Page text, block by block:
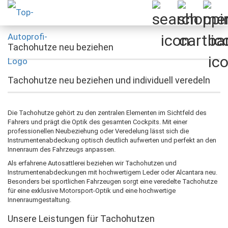
Tachohutze neu beziehen
Tachohutze neu beziehen und individuell veredeln
Die Tachohutze gehört zu den zentralen Elementen im Sichtfeld des
Fahrers und prägt die Optik des gesamten Cockpits. Mit einer
professionellen Neubeziehung oder Veredelung lässt sich die
Instrumentenabdeckung optisch deutlich aufwerten und perfekt an den
Innenraum des Fahrzeugs anpassen.
Als erfahrene Autosattlerei beziehen wir Tachohutzen und
Instrumentenabdeckungen mit hochwertigem Leder oder Alcantara neu.
Besonders bei sportlichen Fahrzeugen sorgt eine veredelte Tachohutze
für eine exklusive Motorsport-Optik und eine hochwertige
Innenraumgestaltung.
Unsere Leistungen für Tachohutzen